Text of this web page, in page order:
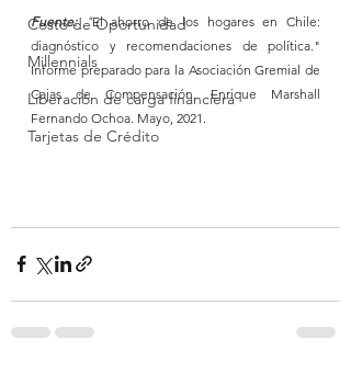
Costo de Oportunidad
Millennials
Liberación de carga financiera
Tarjetas de Crédito
Fuente: "El ahorro de los hogares en Chile:
diagnóstico y recomendaciones de política."
Informe preparado para la Asociación Gremial de
Cajas de Compensación. Enrique Marshall
Fernando Ochoa. Mayo, 2021.